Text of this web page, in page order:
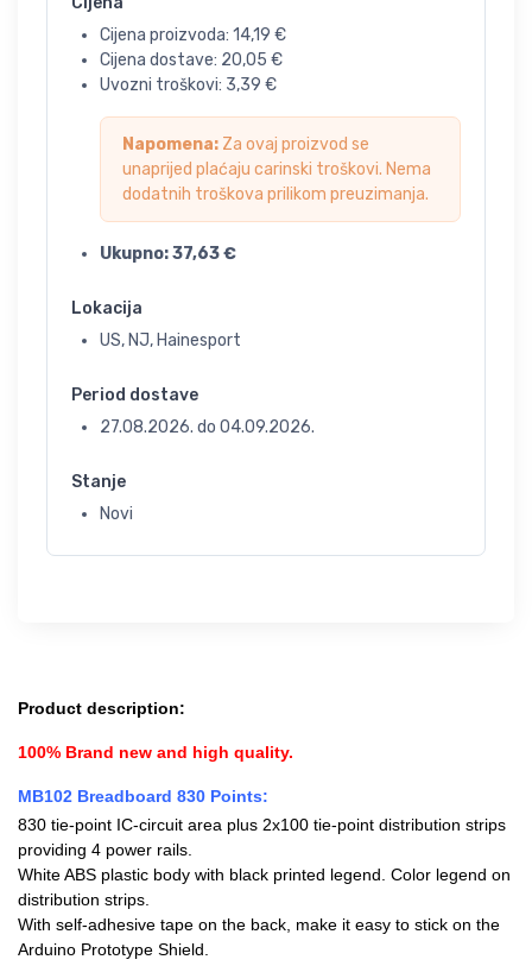
Cijena proizvoda: 14,19 €
Cijena dostave: 20,05 €
Uvozni troškovi: 3,39 €
Napomena: Za ovaj proizvod se
unaprijed plaćaju carinski troškovi. Nema
dodatnih troškova prilikom preuzimanja.
Ukupno:37,63€
Lokacija
US, NJ, Hainesport
Period dostave
27.08.2026. do 04.09.2026.
Stanje
Novi